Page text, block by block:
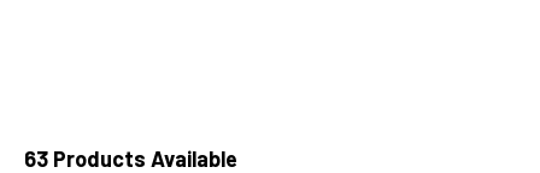
63 Products Available